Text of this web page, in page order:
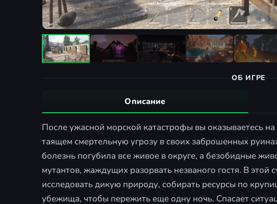
ОБ ИГРЕ
Описание
После ужасной морской катастрофы вы оказываетесь
таящем смертельную угрозу в своих заброшенных
болезнь погубила все живое в округе, а безобидные
мутантов, жаждущих разорвать незваного гостя. В этой
исследовать дикую природу, собирать ресурсы по
убежища, чтобы пережить еще одну ночь. Спасает